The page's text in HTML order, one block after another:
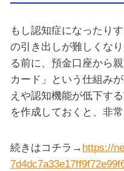
もし認知症になったり
の引き出しが難しくな
る前に、預金口座から
カード」という仕組み
えや認知機能が低下す
を作成しておくと、非
続きはコチラ→ https://